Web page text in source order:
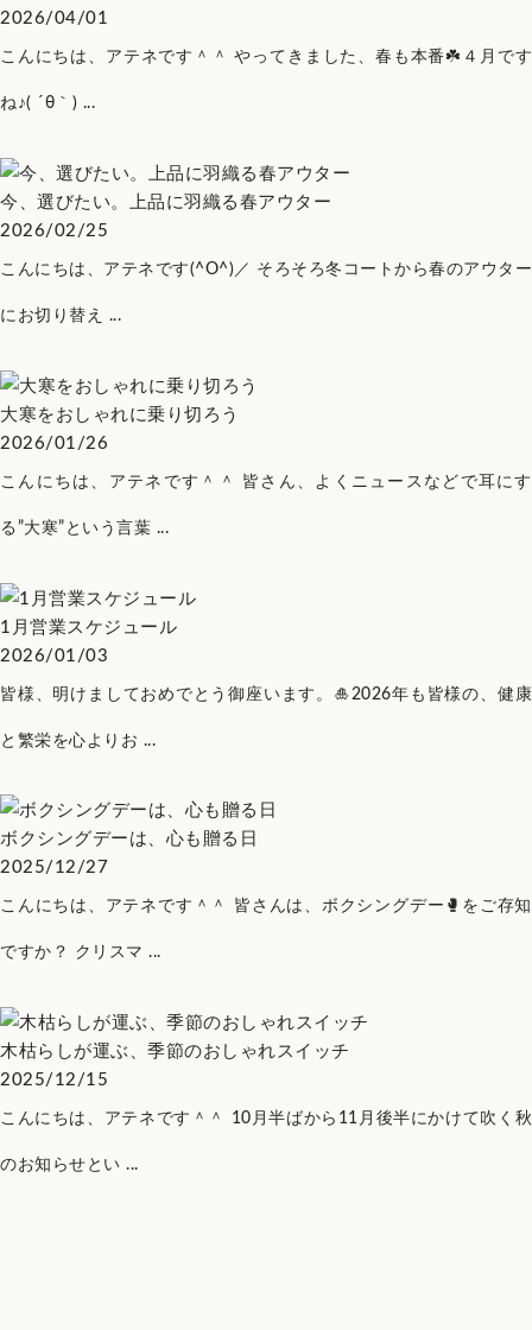
2026/04/01
こんにちは、アテネです＾＾ やってきました、春も本番☘️４月です
ね♪( ´θ｀) ...
今、選びたい。上品に羽織る春アウター
2026/02/25
こんにちは、アテネです(^O^)／ そろそろ冬コートから春のアウター
にお切り替え ...
大寒をおしゃれに乗り切ろう
2026/01/26
こんにちは、アテネです＾＾ 皆さん、よくニュースなどで耳にす
る”大寒”という言葉 ...
1月営業スケジュール
2026/01/03
皆様、明けましておめでとう御座います。🎍2026年も皆様の、健康
と繁栄を心よりお ...
ボクシングデーは、心も贈る日
2025/12/27
こんにちは、アテネです＾＾ 皆さんは、ボクシングデー🥊をご存知
ですか？ クリスマ ...
木枯らしが運ぶ、季節のおしゃれスイッチ
2025/12/15
こんにちは、アテネです＾＾ 10月半ばから11月後半にかけて吹く秋
のお知らせとい ...